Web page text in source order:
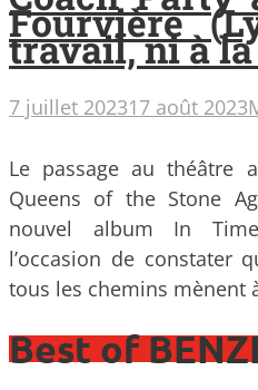
Fourvière
travail, ni à
7 juillet 202317 août 2023
Le passage au théâtre
Queens of the Stone
nouvel album In
l’occasion de constater
tous les chemins mènent
Best of